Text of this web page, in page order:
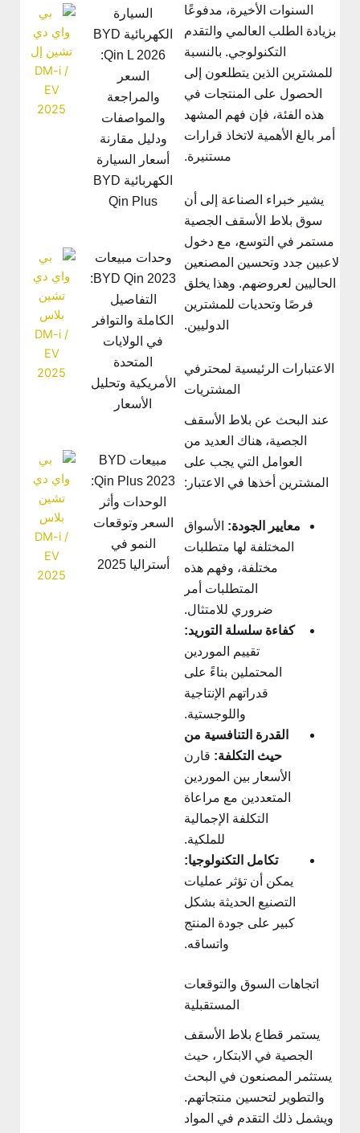
السنوات الأخيرة، مدفوعًا
بزيادة الطلب العالمي والتقدم
التكنولوجي. بالنسبة
للمشترين الذين يتطلعون إلى
الحصول على المنتجات في
هذه الفئة، فإن فهم المشهد
أمر بالغ الأهمية لاتخاذ قرارات
مستنيرة.
يشير خبراء الصناعة إلى أن
سوق بلاط الأسقف الجصية
مستمر في التوسع، مع دخول
جدد وتحسين المصنعين
الحاليين لعروضهم. وهذا يخلق
فرصًا وتحديات للمشترين
الدوليين.
الاعتبارات الرئيسية لمحترفي
المشتريات
عند البحث عن بلاط الأسقف
الجصية، هناك العديد من
العوامل التي يجب على
المشترين أخذها في الاعتبار:
معايير الجودة:الأسواق
المختلفة لها متطلبات
مختلفة، وفهم هذه
المتطلبات أمر
ضروري للامتثال.
كفاءة سلسلة التوريد:
تقييم الموردين
المحتملين بناءً على
قدراتهم الإنتاجية
واللوجستية.
القدرة التنافسية من
حيث التكلفة:قارن
الأسعار بين الموردين
المتعددين مع مراعاة
التكلفة الإجمالية
للملكية.
تكامل التكنولوجيا:
يمكن أن تؤثر عمليات
التصنيع الحديثة بشكل
كبير على جودة المنتج
واتساقه.
اتجاهات السوق والتوقعات
المستقبلية
يستمر قطاع بلاط الأسقف
الجصية في الابتكار، حيث
يستثمر المصنعون في البحث
والتطوير لتحسين منتجاتهم.
ويشمل ذلك التقدم في المواد
السيارة
الكهربائية BYD
السعر
والمراجعة
والمواصفات
ودليل مقارنة
أسعار السيارة
الكهربائية BYD
Qin Plus
وحدات مبيعات
BYD Qin 2023:
التفاصيل
الكاملة والتوافر
في الولايات
المتحدة
الأمريكية وتحليل
الأسعار
مبيعات BYD
الوحدات وأثر
السعر وتوقعات
النمو في
أستراليا 2025